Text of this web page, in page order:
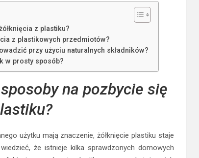
z plastiku?
z plastikowych przedmiotów?
przy użyciu naturalnych składników?
w prosty sposób?
na pozbycie się
użytku mają znaczenie, żółknięcie plastiku staje
że istnieje kilka sprawdzonych domowych